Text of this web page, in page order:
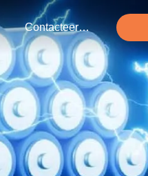
Contacteer Ons